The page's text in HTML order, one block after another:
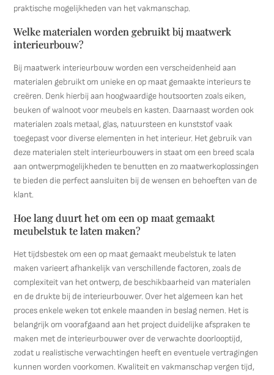
praktische mogelijkheden van het vakmanschap.
Welke materialen worden gebruikt bij maatwerk
interieurbouw?
Bij maatwerk interieurbouw worden een verscheidenheid aan
materialen gebruikt om unieke en op maat gemaakte interieurs te
creëren. Denk hierbij aan hoogwaardige houtsoorten zoals eiken,
beuken of walnoot voor meubels en kasten. Daarnaast worden ook
materialen zoals metaal, glas, natuursteen en kunststof vaak
toegepast voor diverse elementen in het interieur. Het gebruik van
deze materialen stelt interieurbouwers in staat om een breed scala
aan ontwerpmogelijkheden te benutten en zo maatwerkoplossingen
te bieden die perfect aansluiten bij de wensen en behoeften van de
klant.
Hoe lang duurt het om een op maat gemaakt
meubelstuk te laten maken?
Het tijdsbestek om een op maat gemaakt meubelstuk te laten
maken varieert afhankelijk van verschillende factoren, zoals de
complexiteit van het ontwerp, de beschikbaarheid van materialen
en de drukte bij de interieurbouwer. Over het algemeen kan het
proces enkele weken tot enkele maanden in beslag nemen. Het is
belangrijk om voorafgaand aan het project duidelijke afspraken te
maken met de interieurbouwer over de verwachte doorlooptijd,
zodat u realistische verwachtingen heeft en eventuele vertragingen
kunnen worden voorkomen. Kwaliteit en vakmanschap vergen tijd,